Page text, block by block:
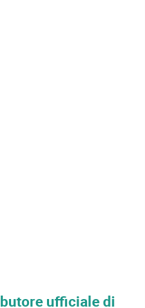
ufficiale di